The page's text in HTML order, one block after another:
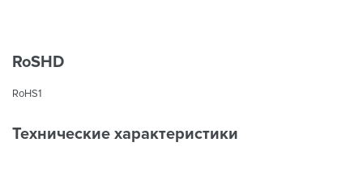
RoSHD
RoHS1
Технические характеристики